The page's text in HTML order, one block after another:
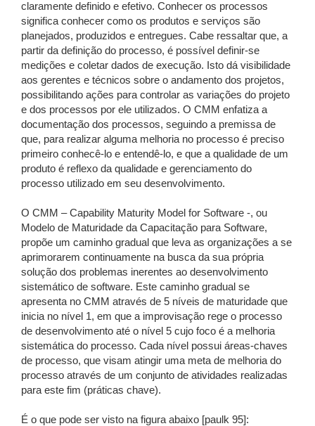
claramente definido e efetivo. Conhecer os processos
significa conhecer como os produtos e serviços são
planejados, produzidos e entregues. Cabe ressaltar que, a
partir da definição do processo, é possível definir-se
medições e coletar dados de execução. Isto dá visibilidade
aos gerentes e técnicos sobre o andamento dos projetos,
possibilitando ações para controlar as variações do projeto
e dos processos por ele utilizados. O CMM enfatiza a
documentação dos processos, seguindo a premissa de
que, para realizar alguma melhoria no processo é preciso
primeiro conhecê-lo e entendê-lo, e que a qualidade de um
produto é reflexo da qualidade e gerenciamento do
processo utilizado em seu desenvolvimento.
O CMM – Capability Maturity Model for Software -, ou
Modelo de Maturidade da Capacitação para Software,
propõe um caminho gradual que leva as organizações a se
aprimorarem continuamente na busca da sua própria
solução dos problemas inerentes ao desenvolvimento
sistemático de software. Este caminho gradual se
apresenta no CMM através de 5 níveis de maturidade que
inicia no nível 1, em que a improvisação rege o processo
de desenvolvimento até o nível 5 cujo foco é a melhoria
sistemática do processo. Cada nível possui áreas-chaves
de processo, que visam atingir uma meta de melhoria do
processo através de um conjunto de atividades realizadas
para este fim (práticas chave).
É o que pode ser visto na figura abaixo [paulk 95]: